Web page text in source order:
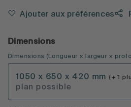
Ajouter aux préférences
Dimensions
Dimensions ( Longueur × largeur ×
1050 x 650 x 420 mm (+ 1
plan possible